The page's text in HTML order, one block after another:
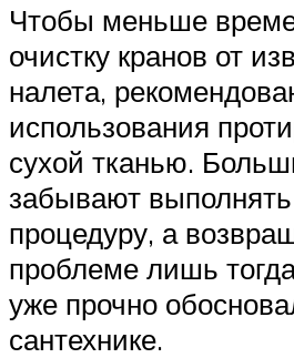
Чтобы меньше
очистку кранов от
налета,
использования
сухой тканью.
забывают выполнять
процедуру, а
проблеме лишь
уже прочно
сантехнике.